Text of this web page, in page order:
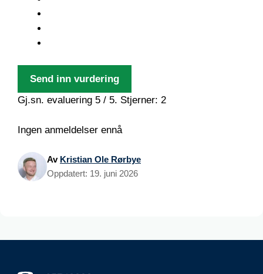
Send inn vurdering
Gj.sn. evaluering 5 / 5. Stjerner: 2
Ingen anmeldelser ennå
Av Kristian Ole Rørbye
Oppdatert: 19. juni 2026